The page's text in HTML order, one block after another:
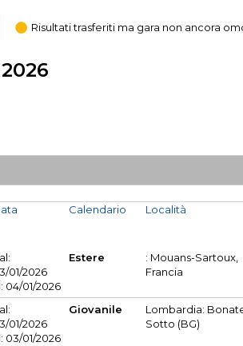
Risultati trasferiti ma gara non ancora
01/2026
04/01/2026
Calendario
Estere
Località
: Mouans-Sartoux,
Francia
01/2026
03/01/2026
Giovanile
Lombardia:
Sotto (BG)